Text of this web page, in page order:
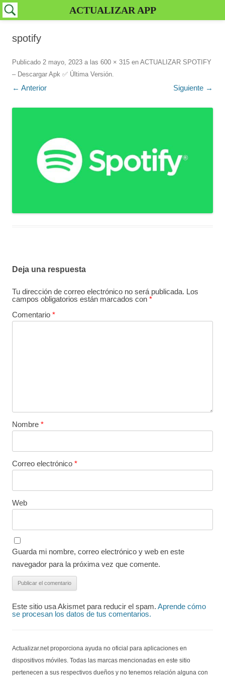
spotify
Publicado 2 mayo, 2023 a las 600 × 315 en ACTUALIZAR SPOTIFY
– Descargar Apk ✅️ Última Versión.
← Anterior Siguiente →
Deja una respuesta
Tu dirección de correo electrónico no será publicada. Los
campos obligatorios están marcados con *
Comentario *
Nombre *
Correo electrónico *
Web
Guarda mi nombre, correo electrónico y web en este
navegador para la próxima vez que comente.
Este sitio usa Akismet para reducir el spam. Aprende cómo
se procesan los datos de tus comentarios.
Actualizar.net proporciona ayuda no oficial para aplicaciones en
dispositivos móviles. Todas las marcas mencionadas en este sitio
pertenecen a sus respectivos dueños y no tenemos relación alguna con
ACTUALIZAR APP